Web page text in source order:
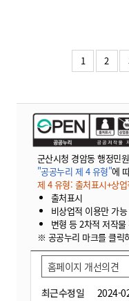
1 2
군산시청 경암동 행정민
"공공누리 제 4 유형"에
제 4 유형: 출처표시+상
출처표시
비상업적 이용만 가능
변형 등 2차적 저작물
※ 공공누리 마크를 클릭
최근수정일 2024-
홈페이지 개선의견